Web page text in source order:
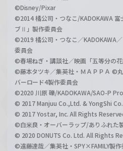
©Disney/Pixar
©2014 橘公司・つなこ/KADOKAWA
ブⅡ」製作委員会
©2019 橘公司・つなこ／KADOKAWA
委員会
©春場ねぎ・講談社／映画「五等分の
©藤本タツキ／集英社・ＭＡＰＰＡ ©
バーロード4製作委員会
©2020 川原 礫/KADOKAWA/SAO-P
© 2017 Manjuu Co.,Ltd. & YongShi
© 2017 Yostar, Inc. All Rights
©白米良・オーバーラップ/ありふれた
© 2020 DONUTS Co. Ltd. All Rights
©遠藤達哉／集英社・SPY×FAMILY製